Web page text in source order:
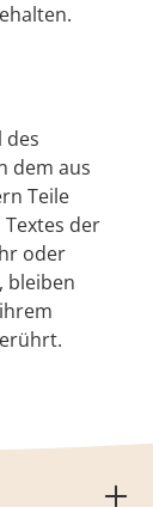
des
dem aus
Teile
der
oder
bleiben